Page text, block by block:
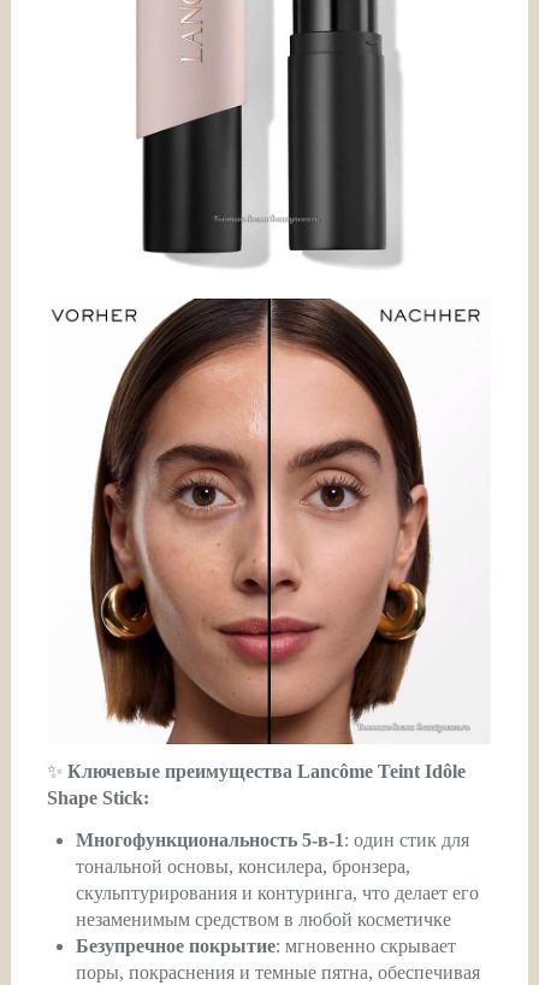
✨ Ключевые преимущества Lancôme Teint Idôle
Shape Stick:
Многофункциональность 5-в-1: один стик для
тональной основы, консилера, бронзера,
скульптурирования и контуринга, что делает его
незаменимым средством в любой косметичке
Безупречное покрытие: мгновенно скрывает
поры, покраснения и темные пятна, обеспечивая